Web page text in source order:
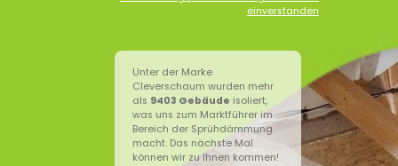
einverstanden
Unter der Marke
Cleverschaum wurden mehr
als 9403 Gebäude isoliert,
was uns zum Marktführer im
Bereich der Sprühdämmung
macht. Das nächste Mal
können wir zu Ihnen kommen!